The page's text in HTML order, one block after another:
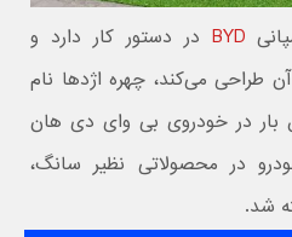
BYD در دستور کار دارد و
طراحی می‌کند، چهره اژدها نام
بار در خودروی بی وای دی هان
در محصولاتی نظیر سانگ،